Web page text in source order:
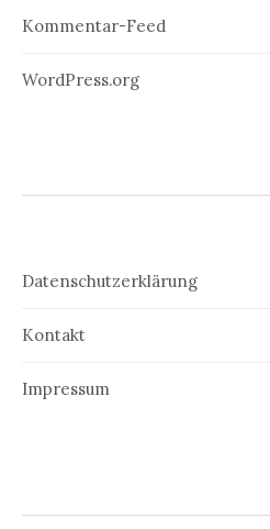
Kommentar-Feed
WordPress.org
Datenschutzerklärung
Kontakt
Impressum